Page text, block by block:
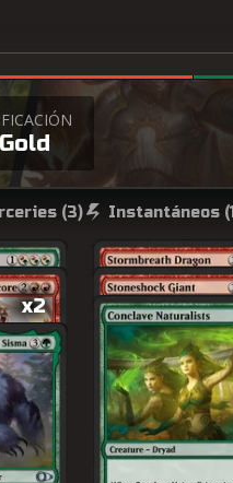
Gold
(3) Instantáneos (1
x2